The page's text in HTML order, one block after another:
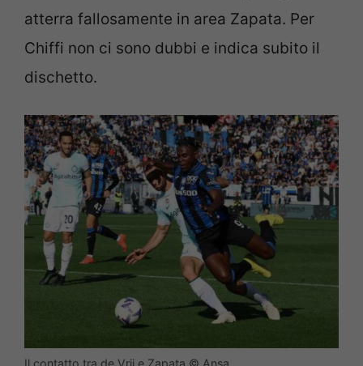
atterra fallosamente in area Zapata. Per
Chiffi non ci sono dubbi e indica subito il
dischetto.
Il contatto tra de Vrij e Zapata © Ansa